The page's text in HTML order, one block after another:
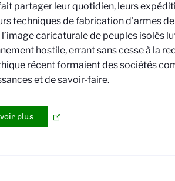
partager leur quotidien, leurs
techniques de fabrication d'armes
caricaturale de peuples isolés
hostile, errant sans cesse à la
récent formaient des sociétés
et de savoir-faire.
plus